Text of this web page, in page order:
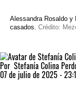
Alessandra Rosaldo y
casados. Crédito:
Por Stefanía Colina
07 de julio de 2025 -